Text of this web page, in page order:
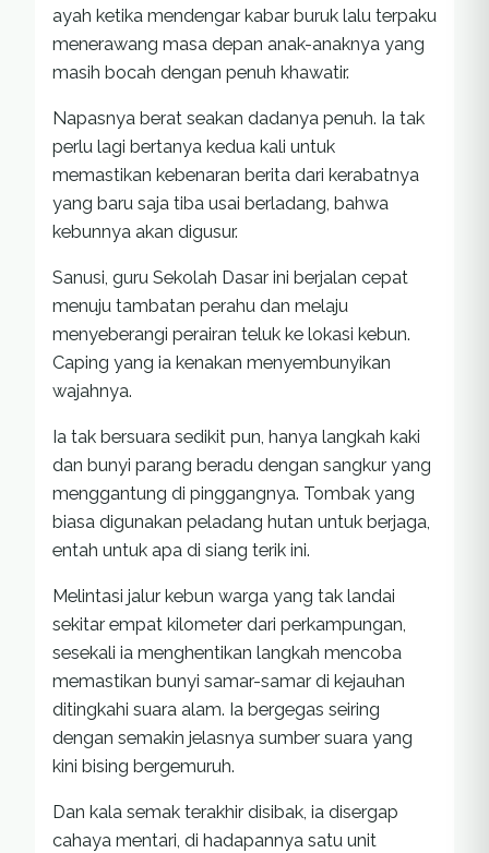
ayah ketika mendengar kabar buruk lalu terpaku
menerawang masa depan anak-anaknya yang
masih bocah dengan penuh khawatir.
Napasnya berat seakan dadanya penuh. Ia tak
perlu lagi bertanya kedua kali untuk
memastikan kebenaran berita dari kerabatnya
yang baru saja tiba usai berladang, bahwa
kebunnya akan digusur.
Sanusi, guru Sekolah Dasar ini berjalan cepat
menuju tambatan perahu dan melaju
menyeberangi perairan teluk ke lokasi kebun.
Caping yang ia kenakan menyembunyikan
wajahnya.
Ia tak bersuara sedikit pun, hanya langkah kaki
dan bunyi parang beradu dengan sangkur yang
menggantung di pinggangnya. Tombak yang
biasa digunakan peladang hutan untuk berjaga,
entah untuk apa di siang terik ini.
Melintasi jalur kebun warga yang tak landai
sekitar empat kilometer dari perkampungan,
sesekali ia menghentikan langkah mencoba
memastikan bunyi samar-samar di kejauhan
ditingkahi suara alam. Ia bergegas seiring
dengan semakin jelasnya sumber suara yang
kini bising bergemuruh.
Dan kala semak terakhir disibak, ia disergap
cahaya mentari, di hadapannya satu unit